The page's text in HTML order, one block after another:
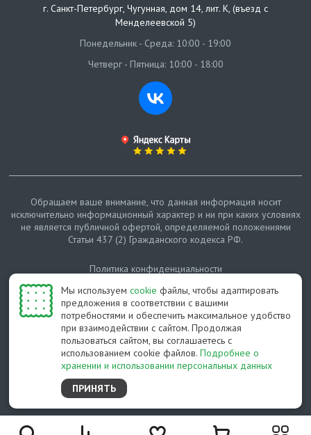
Мы используем cookie файлы, чтобы адаптировать
предложения в соответствии с вашими
потребностями и обеспечить максимальное удобство
при взаимодействии с сайтом. Продолжая
пользоваться сайтом, вы соглашаетесь с
использованием cookie файлов. Подробнее о
хранении и использовании персональных данных
ПРИНЯТЬ
г. Санкт-Петербург, Чугунная, дом 14, лит. К, (въезд с
Менделеевской 5)
Понедельник - Среда: 10:00 - 19:00
Четверг - Пятница: 10:00 - 18:00
© Протепло-СПб, 2011-2026
Обращаем ваше внимание, что данная информация носит
исключительно информационный характер и ни при каких условиях
не является публичной офертой, определяемой положениями
Статьи 437 (2) Гражданского кодекса РФ.
Политика конфиденциальности
Карта сайта
Разработано студией Feel Good St